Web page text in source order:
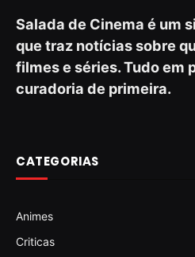
Salada de Cinema é um
que traz notícias sobre
filmes e séries. Tudo em
curadoria de primeira.
CATEGORIAS
Animes
Criticas